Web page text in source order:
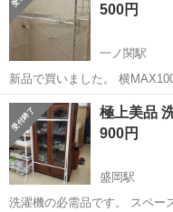
の...
500円
一ノ関駅
新品で買いました。 横MAX100センチくらい 高さ170センチくらい 奥
行き60センチくらいです 横は小さくもなります 小さくするとと60セ
ンチくらいになると思います。 使用年数は3年程です。 一関二
の...
岩手 一関市 一ノ関駅
極上美品
900円
盛岡駅
洗濯機の必需品です。 スペースの関係で超激安処分です。 ※お店への